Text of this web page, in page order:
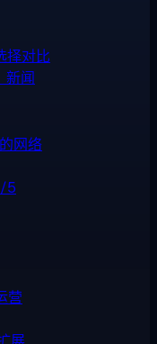
择对比
新闻
网络
5
营